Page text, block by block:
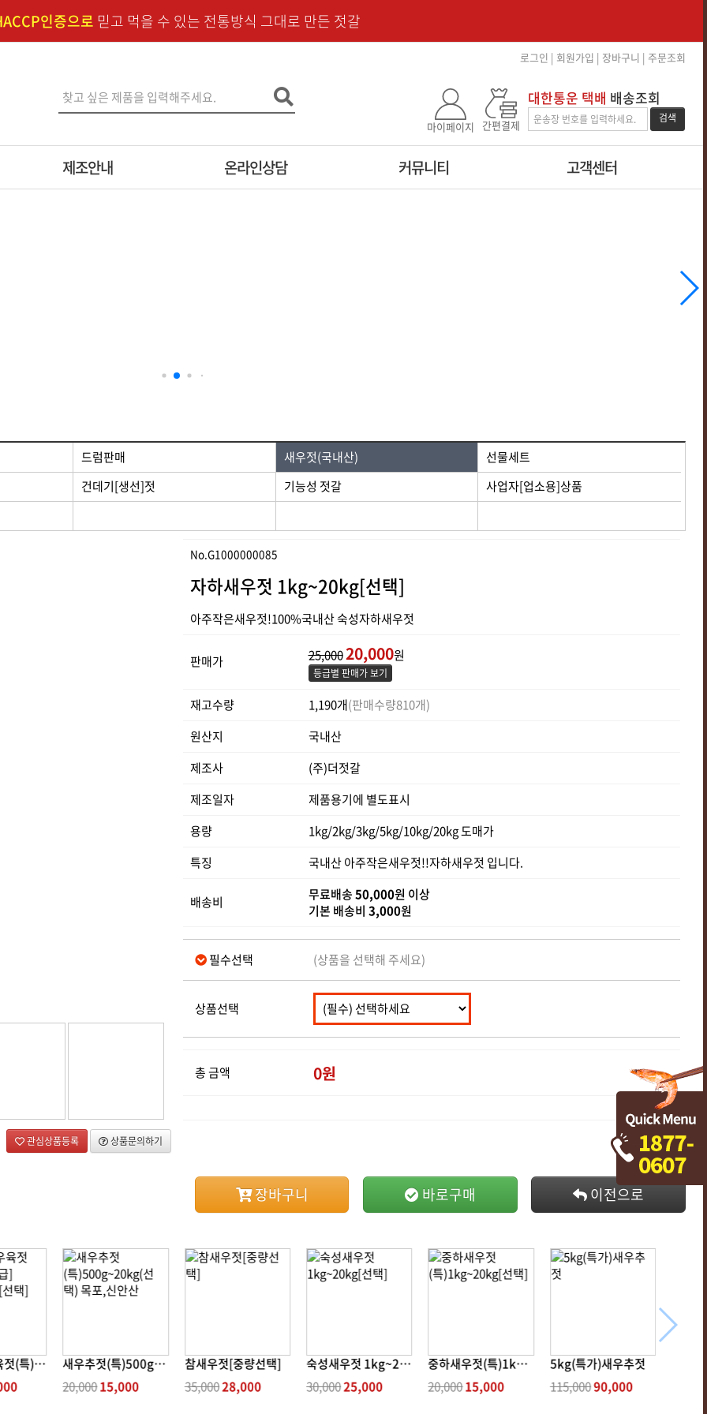
인증으로 믿고 먹을 수 있는 전통방식 그대로 만든 젓갈
로그인 | 회원가입 | 장바구니 | 주문조회
대한통운 택배 배송조회
검색
간편결제
마이페이지
제조안내 온라인상담 커뮤니티 고객센터
드럼판매 새우젓(국내산)
선물세트
건데기[생선]젓
기능성 젓갈 사업자[업소용]상품
관심상품등록 상품문의하기
No.G1000000085
자하새우젓 1kg~20kg[선택]
아주작은새우젓!100%국내산 숙성자하새우젓
판매가 25,00020,000원
등급별 판매가 보기
재고수량 1,190개(판매수량810개)
원산지
국내산
제조사
(주)더젓갈
제조일자
제품용기에 별도표시
용량
1kg/2kg/3kg/5kg/10kg/20kg 도매가
특징
국내산 아주작은새우젓!!자하새우젓 입니다.
배송비 무료배송50,000원 이상
기본 배송비 3,000원
필수선택 (상품을 선택해 주세요)
상품선택
총 금액 0원
장바구니 바로구매 이전으로
★햇~새우육젓(특)[최상등급] 500g~20kg[선택]
새우추젓(특)500g~20kg(선택) 목포,신안산
20,00015,000
참새우젓[중량선택]
35,00028,000
숙성새우젓 1kg~20kg[선택]
30,00025,000
중하새우젓(특)1kg~20kg[선택]
20,00015,000
5kg(특가)새우추젓
115,00090,000